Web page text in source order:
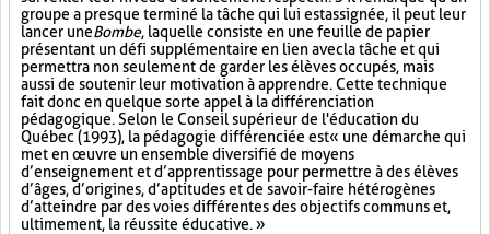
groupe a presque terminé la tâche qui lui est assignée, il peut leur
lancer uneBombe, laquelle consiste en une feuille de papier
présentant un défi supplémentaire en lien avec la tâche et qui
permettra non seulement de garder les élèves occupés, mais
aussi de soutenir leur motivation à apprendre. Cette technique
fait donc en quelque sorte appel à la différenciation
pédagogique. Selon le Conseil supérieur de l'éducation du
Québec (1993), la pédagogie différenciée est « une démarche qui
met en œuvre un ensemble diversifié de moyens
d’enseignement et d’apprentissage pour permettre à des élèves
d’âges, d’origines, d’aptitudes et de savoir-faire hétérogènes
d’atteindre par des voies différentes des objectifs communs et,
ultimement, la réussite éducative. »